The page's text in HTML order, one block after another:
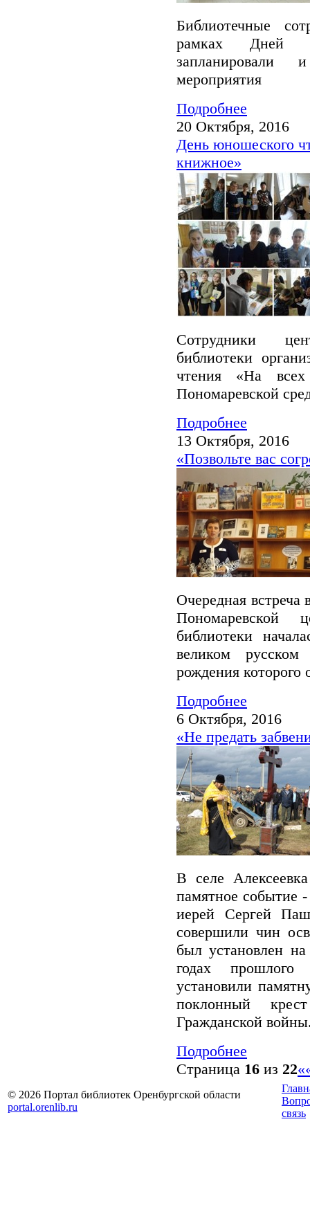
Библиотечные
рамках Дней
мероприятия
Подробнее
20 Октября, 2016
День юношеского
книжное»
Сотрудники
библиотеки
чтения «На
Пономаревской
Подробнее
13 Октября, 2016
«Позвольте вас
Очередная
Пономаревской
библиотеки
великом
рождения которого
Подробнее
6 Октября, 2016
«Не предать
В селе
памятное событие
иерей Сергей
совершили чин
был установлен
годах
установили
поклонный
Гражданской
Подробнее
Страница 16 из 22
© 2026 Портал библиотек Оренбургской области
portal.orenlib.ru
связь